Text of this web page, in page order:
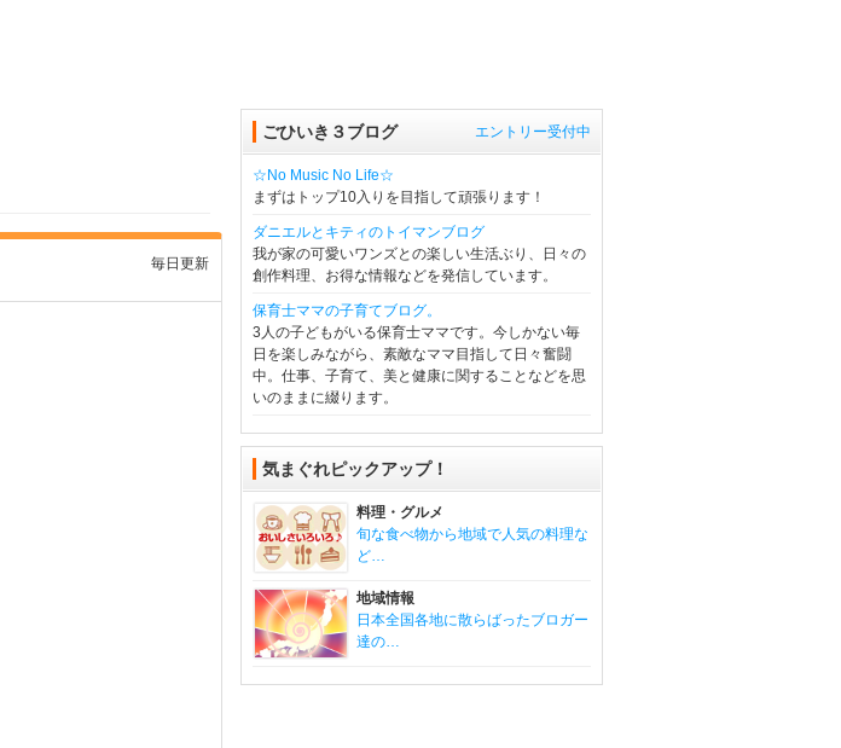
毎日更新
エントリー受付中
ごひいき３ブログ
☆No Music No Life☆
まずはトップ10入りを目指して頑張ります！
ダニエルとキティのトイマンブログ
我が家の可愛いワンズとの楽しい生活ぶり、日々の
創作料理、お得な情報などを発信しています。
保育士ママの子育てブログ。
3人の子どもがいる保育士ママです。今しかない毎
日を楽しみながら、素敵なママ目指して日々奮闘
中。仕事、子育て、美と健康に関することなどを思
いのままに綴ります。
気まぐれピックアップ！
料理・グルメ
旬な食べ物から地域で人気の料理な
ど…
地域情報
日本全国各地に散らばったブロガー
達の…